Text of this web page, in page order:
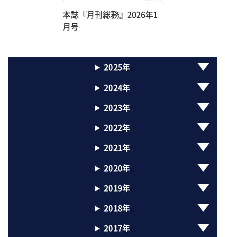
本誌『月刊総務』2026年1
月号
2025年
2024年
2023年
2022年
2021年
2020年
2019年
2018年
2017年